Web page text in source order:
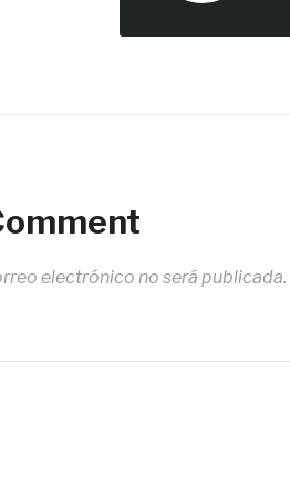
electrónico no será publicada.